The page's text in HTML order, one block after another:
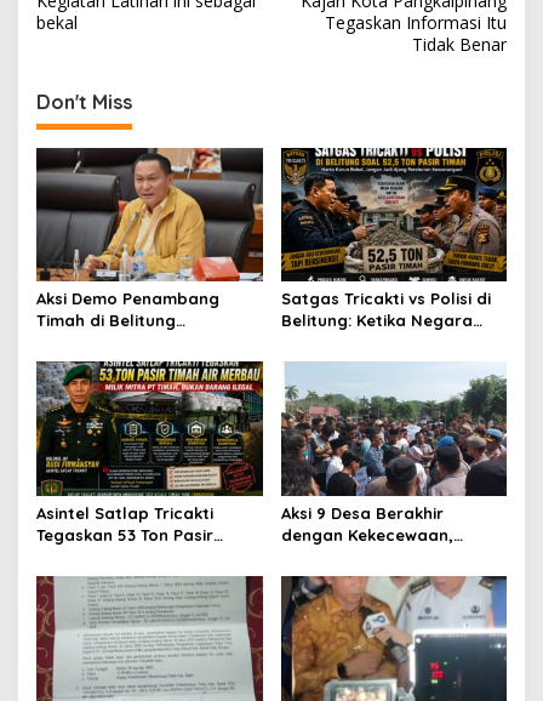
s
n
a
v
i
g
a
t
i
o
n
bekal
Tegaskan Informasi Itu
Tidak Benar
Don't Miss
Aksi Demo Penambang
Timah di Belitung
XII DPR Bambang Patijaya
Dorong Perpres Segera
Terbit
Satgas Tricakti vs Polisi di
Belitung: Ketika Negara
52,5 Ton Pasir Timah
Asintel Satlap Tricakti
Tegaskan 53 Ton Pasir
Berstatus Mitra PT Timah,
Minta Publik Hormati
Proses Hukum
Aksi 9 Desa Berakhir
dengan Kekecewaan,
Menjawab Persoalan
Plasma 30 Tahun,
Masyarakat Siapkan Mosi
Tidak Percaya